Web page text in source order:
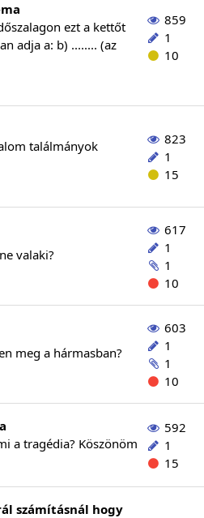
ezt a kettőt
adja a: b) ........ (az
859
1
10
találmányok
823
1
15
valaki?
617
1
1
10
meg a hármasban?
603
1
1
10
a tragédia? Köszönöm
592
1
15
számításnál hogy